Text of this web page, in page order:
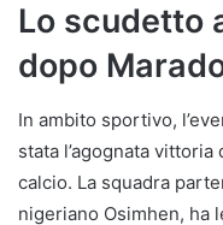
Lo scudetto
dopo
In ambito sportivo,
stata l’agognata
calcio. La squadra
nigeriano Osimhen, ha